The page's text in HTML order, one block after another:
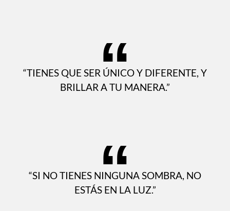
“TIENES QUE SER ÚNICO Y DIFERENTE, Y
“SI NO TIENES NINGUNA SOMBRA, NO